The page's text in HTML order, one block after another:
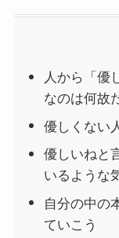
人から「優
なのは何故
優しくない
優しいねと
いるような
自分の中の
ていこう